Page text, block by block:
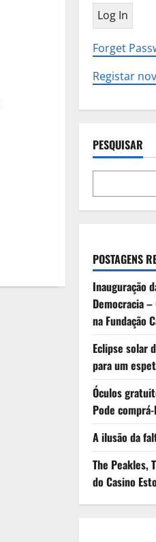
Forget
Registar
PESQUISAR
POSTAGENS
Inauguração
Democracia
na Fundação
Eclipse solar
para um
Óculos
Pode
A ilusão da
The Peakles,
do Casino